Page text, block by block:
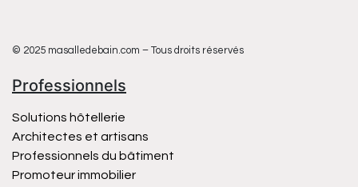
© 2025 masalledebain.com – Tous droits réservés
Professionnels
Solutions hôtellerie
Architectes et artisans
Professionnels du bâtiment
Promoteur immobilier